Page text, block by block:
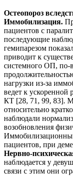
Остеопороз
Иммобилизация.
пациентов с
последующие
гемипарезом
приводит к
системного ОП, по-
нагрузки из-за
ведет к
КТ [28, 71, 99, 83].
относительно
наблюдали
возобновления
пациентов, при
Нервно-
наблюдается у
связи с этим они